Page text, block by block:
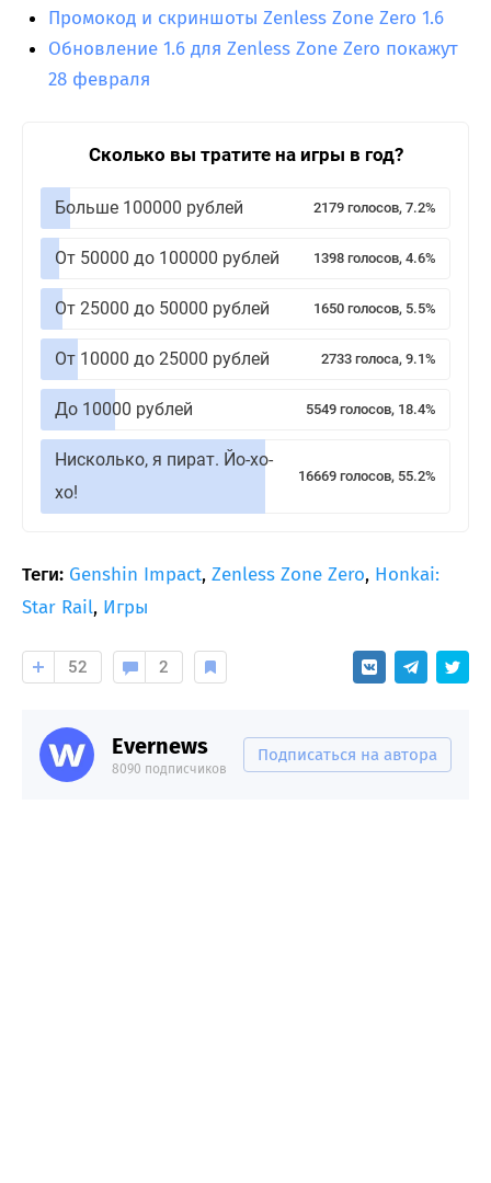
Промокод и скриншоты Zenless Zone Zero 1.6
Обновление 1.6 для Zenless Zone Zero покажут
28 февраля
Сколько вы тратите на игры в год?
Больше 100000 рублей 2179 голосов, 7.2%
От 50000 до 100000 рублей 1398 голосов, 4.6%
От 25000 до 50000 рублей 1650 голосов, 5.5%
От 10000 до 25000 рублей 2733 голоса, 9.1%
До 10000 рублей 5549 голосов, 18.4%
Нисколько, я пират. Йо-хо-
хо!
16669 голосов, 55.2%
Теги: Genshin Impact, Zenless Zone Zero, Honkai:
Star Rail, Игры
52 2
Evernews
8090 подписчиков
Подписаться на автора